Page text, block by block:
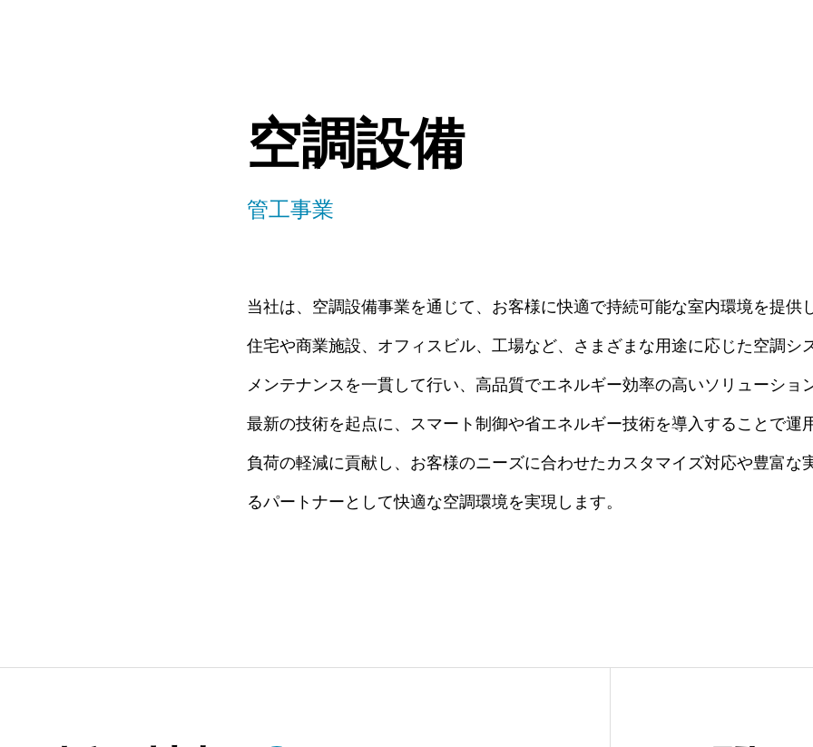
空調設備
管工事業
当社は、空調設備事業を通じて、お客様に快適で持続可能な室内環境を提供
住宅や商業施設、オフィスビル、工場など、さまざまな用途に応じた空調シ
メンテナンスを一貫して行い、高品質でエネルギー効率の高いソリューショ
最新の技術を起点に、スマート制御や省エネルギー技術を導入することで運
負荷の軽減に貢献し、お客様のニーズに合わせたカスタマイズ対応や豊富な
るパートナーとして快適な空調環境を実現します。